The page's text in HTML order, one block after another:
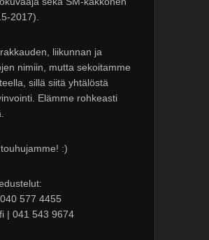
2017).
liikunnan ja
nimiin, mutta sekoitamme
sillä siitä yhtälöstä
Elämme rohkeasti
:)
577 4455
| 041 543 9674